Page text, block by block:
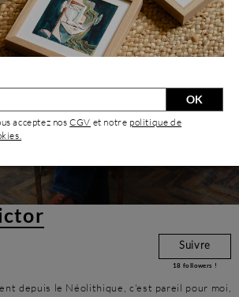
Suivre
18 followers !
depuis le Néolithique, c'est pareil pour moi,
OK
acceptez nosCGV et notre politique de